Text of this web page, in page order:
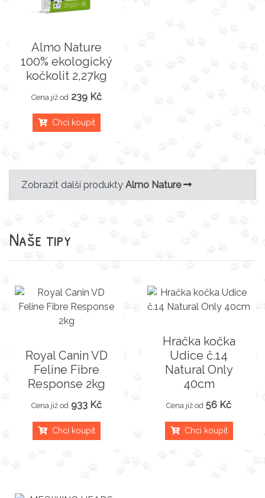
Almo Nature
100% ekologický
kočkolit 2,27kg
Cena již od 239 Kč
Chci koupit
Zobrazit další produkty Almo Nature
Naše tipy
Royal Canin VD
Feline Fibre
Response 2kg
Cena již od 933 Kč
Chci koupit
Hračka kočka
Udice č.14
Natural Only
40cm
Cena již od 56 Kč
Chci koupit